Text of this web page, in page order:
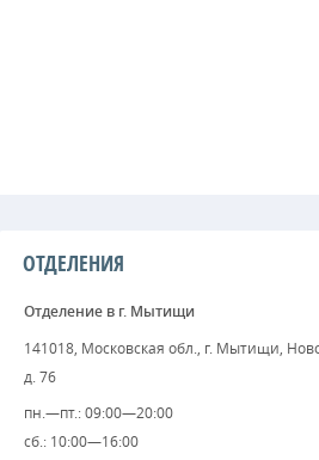
ОТДЕЛЕНИЯ
Отделение в г. Мытищи
141018, Московская обл., г. Мытищи,
д. 76
пн.—пт.: 09:00—20:00
сб.: 10:00—16:00